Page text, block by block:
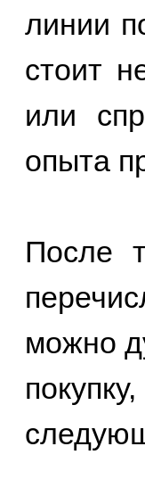
линии
стоит
или
опыта
После
можно